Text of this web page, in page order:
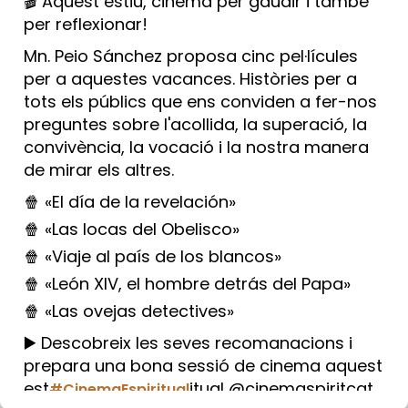
per reflexionar!
Mn. Peio Sánchez proposa cinc pel·lícules
per a aquestes vacances. Històries per a
tots els públics que ens conviden a fer-nos
preguntes sobre l'acollida, la superació, la
convivència, la vocació i la nostra manera
de mirar els altres.
🍿 «El día de la revelación»
🍿 «Las locas del Obelisco»
🍿 «Viaje al país de los blancos»
🍿 «León XIV, el hombre detrás del Papa»
🍿 «Las ovejas detectives»
▶️ Descobreix les seves recomanacions i
prepara una bona sessió de cinema aquest
est#CinemaEspiritualitual @cinemaspiritcat